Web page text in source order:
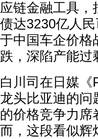
应链金融工具，
债达3230亿人
于中国车企价格
跌，深陷产能过
白川司在日媒
龙头比亚迪的问
的价格竞争力席
而，这段看似辉